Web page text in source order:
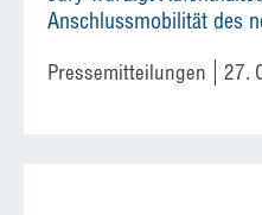
Anschlussmobilität des
Pressemitteilungen 27.